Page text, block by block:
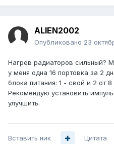
ALIEN2002
Опубликовано 23
Нагрев радиаторов сильный?
у меня одна 16 портовка за 2
блока питания: 1 - свой и 2 от
Рекомендую установить
улучшить.
Вставить ник Цитата